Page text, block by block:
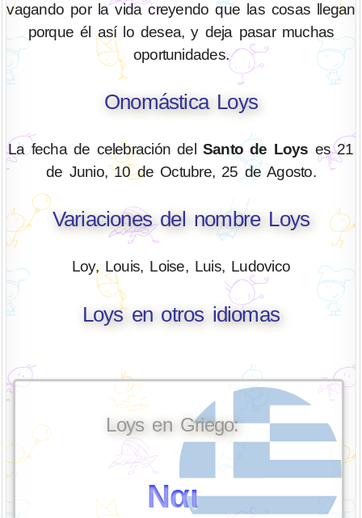
vagando por la vida creyendo que las cosas llegan
porque él así lo desea, y deja pasar muchas
oportunidades.
Onomástica Loys
La fecha de celebración del Santo de Loys es 21
de Junio, 10 de Octubre, 25 de Agosto.
Variaciones del nombre Loys
Loy, Louis, Loise, Luis, Ludovico
Loys en otros idiomas
Loys en Griego:
Ναι